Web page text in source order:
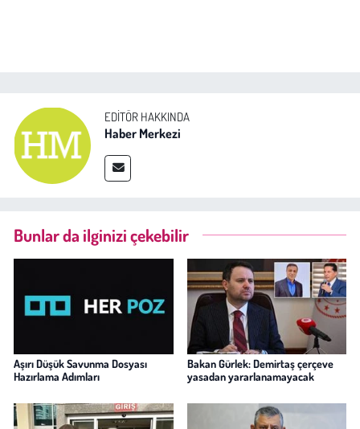
EDITÖR HAKKINDA
Haber Merkezi
Bunlar da ilginizi çekebilir
Aşırı Düşük Savunma Dosyası
Hazırlama Adımları
Bakan Gürlek: Demirtaş çerçeve
yasadan yararlanamayacak